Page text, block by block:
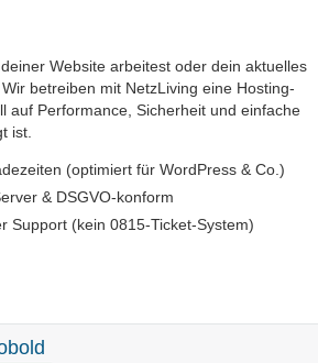
Website arbeitest oder dein aktuelles
betreiben mit NetzLiving eine Hosting-
auf Performance, Sicherheit und einfache
ist.
(optimiert für WordPress & Co.)
& DSGVO-konform
Support (kein 0815-Ticket-System)